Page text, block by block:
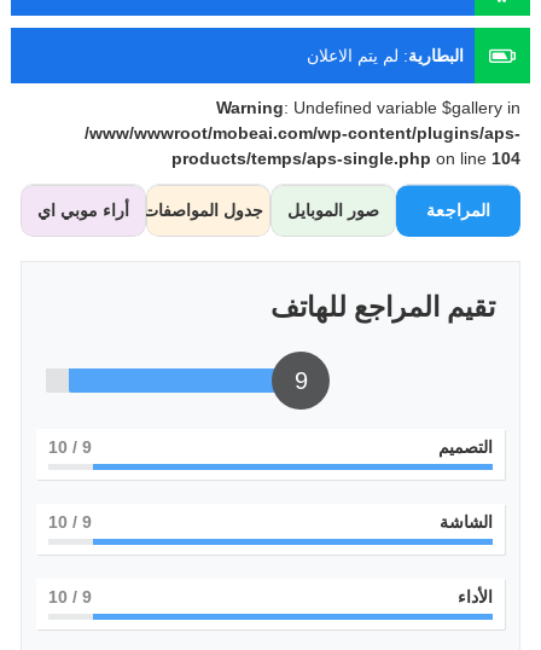
البطارية: لم يتم الاعلان
Warning: Undefined variable $gallery in
/www/wwwroot/mobeai.com/wp-content/plugins/aps-
products/temps/aps-single.php on line 104
المراجعة صور الموبايل جدول المواصفات أراء موبي اي
تقيم المراجع للهاتف
9
التصميم 9
/ 10
الشاشة 9
/ 10
الأداء 9
/ 10